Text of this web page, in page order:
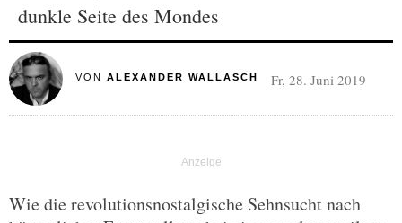
dunkle Seite des Mondes
VON ALEXANDER WALLASCH Fr, 28. Juni 2019
Wie die revolutionsnostalgische Sehnsucht nach